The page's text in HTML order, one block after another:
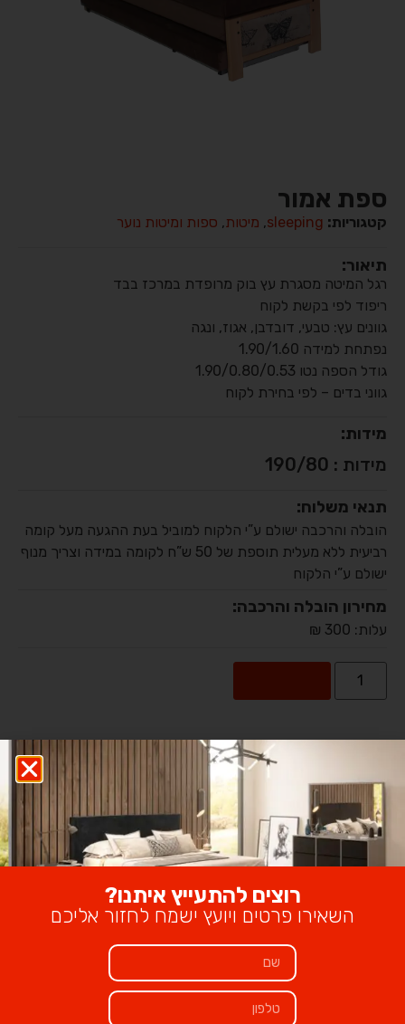
ספת אמור
קטגוריות: sleeping
, מיטות, ספות ומיטות נוער
תיאור:
רגל המיטה מסגרת עץ בוק מרופדת במרכז בבד
ריפוד לפי בקשת לקוח
גוונים עץ: טבעי, דובדבן, אגוז, ונגה
נפתחת למידה 1.90/1.60
גודל הספה נטו 1.90/0.80/0.53
גווני בדים – לפי בחירת לקוח
מידות:
מידות : 190/80
תנאי משלוח:
הובלה והרכבה ישולם ע”י הלקוח למוביל בעת ההגעה מעל קומה
רביעית ללא מעלית תוספת של 50 ש”ח לקומה במידה וצריך מנוף
ישולם ע”י הלקוח
מחירון הובלה והרכבה:
עלות: 300 ₪
מוצרים קשורים
רוצים להתעייץ איתנו?
השאירו פרטים ויועץ ישמח לחזור אליכם